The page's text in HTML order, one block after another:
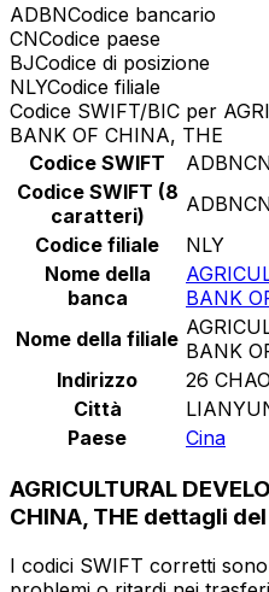
ADBNCodice bancario
CNCodice paese
BJCodice di posizione
NLYCodice filiale
Codice SWIFT/BIC per
BANK OF CHINA, THE
Codice SWIFT
Codice SWIFT (8
caratteri)
Codice filiale
NLY
Nome della
banca
BANK
Nome della filiale BANK
Indirizzo
26
Città
Paese
Cina
AGRICULTURAL
CHINA, THE dettagli
I codici SWIFT corretti